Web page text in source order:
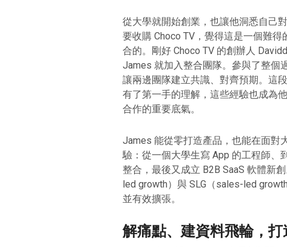
從大學就開始創業，也讓他洞悉自己
要收購 Choco TV，覺得這是一個難
合的。 剛好 Choco TV 的創辦人
James 就加入整合團隊。參與了整個
讓兩邊團隊建立共識、對齊預期。這
有了第一手的理解，這些經驗也成為
合作的重要底氣。
James 能從零打造產品，也能在面對
驗：從一個大學生寫 App 的工程師、
整合，最後又成立 B2B SaaS 軟體新創
led growth）與 SLG（sales-led
並有效擴張。
解痛點、建資料飛輪，